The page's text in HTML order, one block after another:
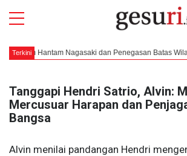
TerkiniNagasaki dan Penegasan Batas Wilayah
Tanggapi Hendri Satrio, Alvin:
Mercusuar Harapan dan
Bangsa
Alvin menilai pandangan Hendri